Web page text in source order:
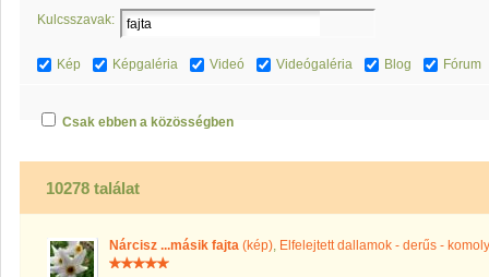
Kulcsszavak:
Kép Képgaléria Videó Videógaléria Blog Fórum
Csak ebben a közösségben
10278 találat
Nárcisz ...másik fajta (kép), Elfelejtett dallamok - derűs -